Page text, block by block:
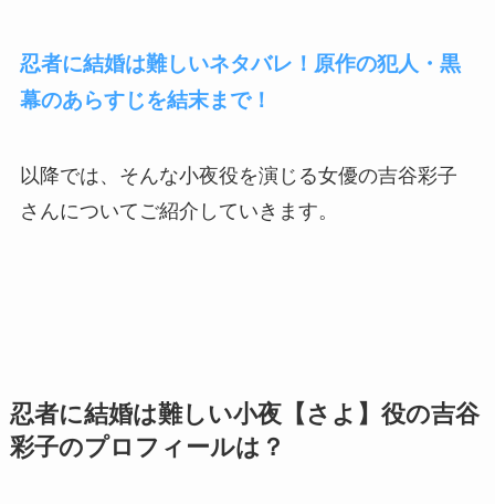
忍者に結婚は難しいネタバレ！原作の犯人・黒
幕のあらすじを結末まで！
以降では、そんな小夜役を演じる女優の吉谷彩子
さんについてご紹介していきます。
忍者に結婚は難しい小夜【さよ】役の吉谷
彩子のプロフィールは？